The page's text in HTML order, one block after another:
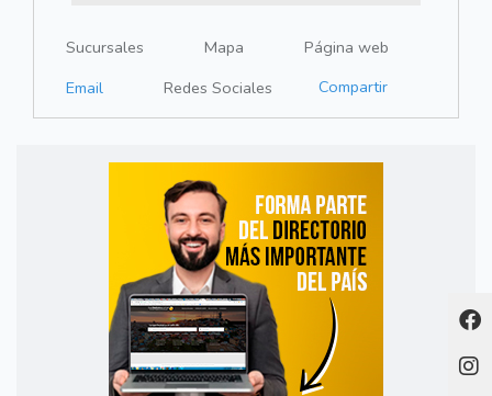
Sucursales Mapa
Página web
Email
Redes Sociales Compartir